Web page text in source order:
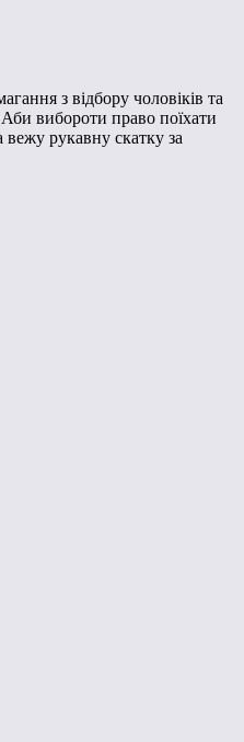
з відбору чоловіків та
вибороти право поїхати
вежу рукавну скатку за